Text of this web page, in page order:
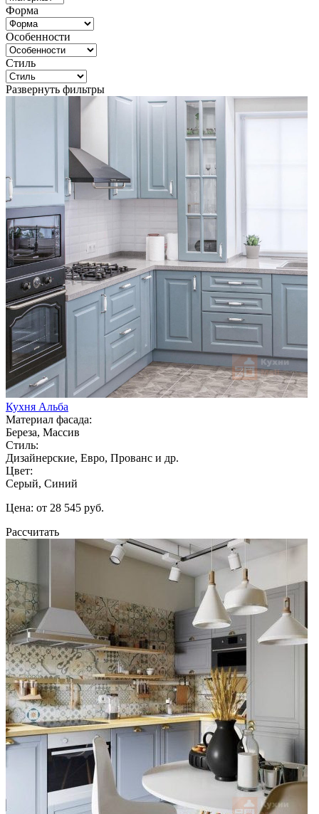
Форма
Особенности
Стиль
Развернуть фильтры
Кухня Альба
Материал фасада:
Береза, Массив
Стиль:
Дизайнерские, Евро, Прованс и др.
Цвет:
Серый, Синий
Цена: от 28 545 руб.
Рассчитать